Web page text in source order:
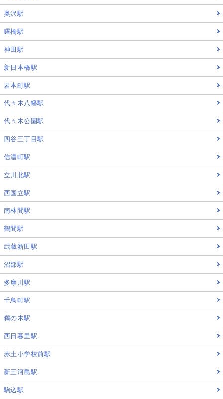
奥沢駅
曙橋駅
神田駅
新日本橋駅
岩本町駅
代々木八幡駅
代々木公園駅
四谷三丁目駅
信濃町駅
立川北駅
西国立駅
南林間駅
鶴間駅
武蔵新田駅
沼部駅
多摩川駅
千鳥町駅
鵜の木駅
西日暮里駅
赤土小学校前駅
新三河島駅
駒込駅